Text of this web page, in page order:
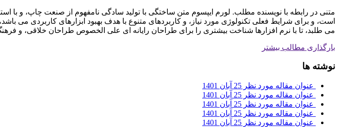
متنی در رابطه با نویسنده مطلب. لورم ایپسوم متن ساختگی با تولید سادگی نامفهوم از صنعت چاپ، و با
است، و برای شرایط فعلی تکنولوژی مورد نیاز، و کاربردهای متنوع با هدف بهبود ابزارهای کاربردی
می طلبد، تا با نرم افزارها شناخت بیشتری را برای طراحان رایانه ای علی الخصوص طراحان خلاقی، و
بارگذاری مطالب بیشتر
نوشته ها
عنوان مقاله مورد نظر 25 آبان 1401
عنوان مقاله مورد نظر 25 آبان 1401
عنوان مقاله مورد نظر 25 آبان 1401
عنوان مقاله مورد نظر 25 آبان 1401
عنوان مقاله مورد نظر 25 آبان 1401